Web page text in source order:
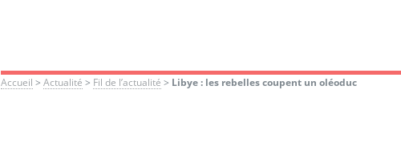
Accueil >Actualité > Fil de l’actualité > Libye : les rebelles coupent un oléoduc